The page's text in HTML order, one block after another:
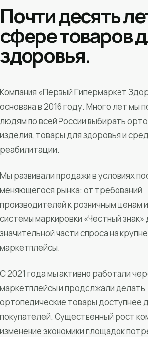
Почти десять
сфере товаров
здоровья.
Компания «Первый Гипермаркет
основана в 2016 году. Много лет мы
людям по всей России выбирать
изделия, товары для здоровья и
реабилитации.
Мы развивали продажи в условиях
меняющегося рынка: от требований
производителей к розничным ценам
системы маркировки «Честный
значительной части спроса на
маркетплейсы.
С 2021 года мы активно работали
маркетплейсы и продолжали делать
ортопедические товары доступнее
покупателей. Существенный рост
изменение экономики площадок